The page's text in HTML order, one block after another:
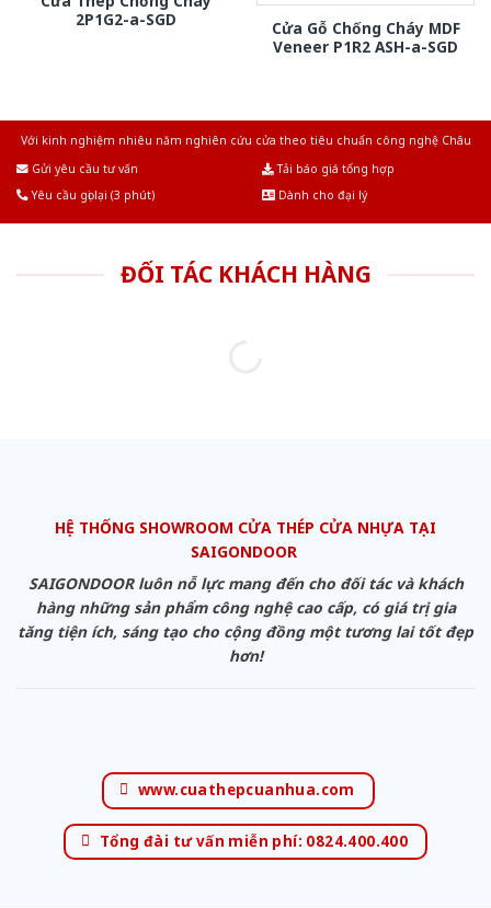
2P1G2-a-SGD
Cửa Gỗ Chống Cháy MDF
Veneer P1R2 ASH-a-SGD
Với kinh nghiệm nhiêu năm nghiên cứu cửa theo tiêu chuẩn công nghệ Châu
Gửi yêu cầu tư vấn
Tải báo giá tổng hợp
Yêu cầu gọi lại (3 phút)
Dành cho đại lý
ĐỐI TÁC KHÁCH HÀNG
HỆ THỐNG SHOWROOM CỬA THÉP CỬA NHỰA TẠI
SAIGONDOOR
SAIGONDOOR luôn nỗ lực mang đến cho đối tác và khách
hàng những sản phẩm công nghệ cao cấp, có giá trị gia
tăng tiện ích, sáng tạo cho cộng đồng một tương lai tốt đẹp
hơn!
www.cuathepcuanhua.com
Tổng đài tư vấn miễn phí: 0824.400.400